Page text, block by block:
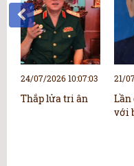
24/07/2026 10:07:03
Thắp lửa tri ân
21/
Lần
với